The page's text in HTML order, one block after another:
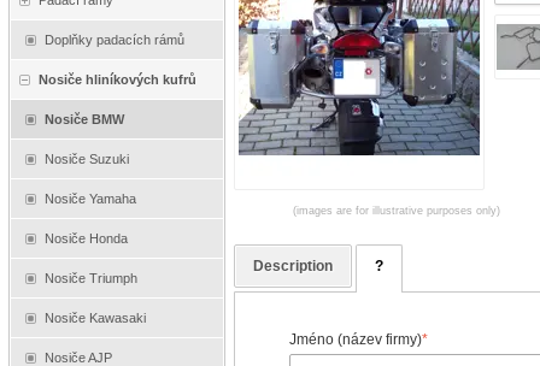
Doplňky padacích rámů
Nosiče hliníkových kufrů
Nosiče BMW
Nosiče Suzuki
Nosiče Yamaha
Nosiče Honda
Nosiče Triumph
Nosiče Kawasaki
Nosiče AJP
(images are for illustrative purposes only)
Description ?
Jméno (název firmy)*